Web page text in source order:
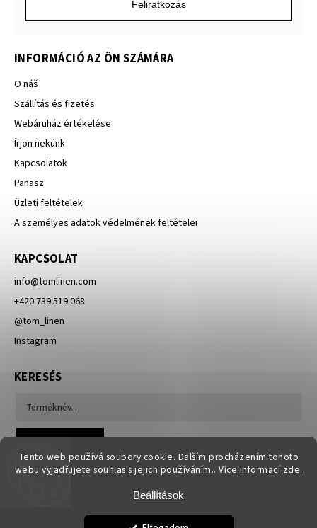
Tento web používá soubory cookie. Dalším procházením tohoto
webu vyjadřujete souhlas s jejich používáním.. Více informací zde.
Beállítások
INFORMÁCIÓ AZ ÖN SZÁMÁRA
O náš
Szállítás és fizetés
Webáruház értékelése
Írjon nekünk
Kapcsolatok
Panasz
Üzleti feltételek
A személyes adatok védelmének feltételei
Feliratkozás
KAPCSOLAT
info@tomlinen.com
+420 739 519 068
@tom_linen
Instagram
KERESÉS